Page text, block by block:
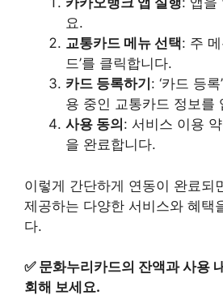
요.
교통카드 메뉴 선택: 주
드’를 클릭합니다.
카드 등록하기 : ‘카드 등
용 중인 교통카드 정보를
사용 동의 : 서비스 이용
을 완료합니다.
이렇게 간단하게 연동이 완료되
제공하는 다양한 서비스와 혜택
다.
✅ 문화누리카드의 잔액과 사용
회해 보세요.